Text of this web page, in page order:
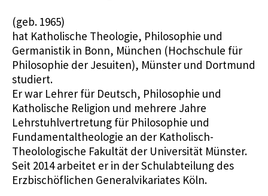
(geb. 1965)
hat Katholische Theologie, Philosophie und
Germanistik in Bonn, München (Hochschule für
Philosophie der Jesuiten), Münster und Dortmund
studiert.
Er war Lehrer für Deutsch, Philosophie und
Katholische Religion und mehrere Jahre
Lehrstuhlvertretung für Philosophie und
Fundamentaltheologie an der Katholisch-
Theolologische Fakultät der Universität Münster.
Seit 2014 arbeitet er in der Schulabteilung des
Erzbischöflichen Generalvikariates Köln.